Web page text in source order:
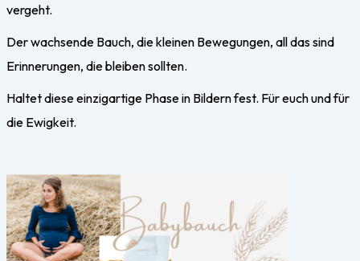
vergeht.
Der wachsende Bauch, die kleinen Bewegungen, all das sind
Erinnerungen, die bleiben sollten.
Haltet diese einzigartige Phase in Bildern fest. Für euch und für
die Ewigkeit.